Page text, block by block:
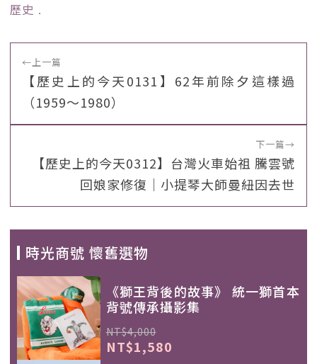
歷史 ﹒
←上一篇
【歷史上的今天0131】62年前除夕這樣過
（1959～1980）
下一篇→
【歷史上的今天0312】台灣火車始祖 騰雲號
回娘家修復｜小提琴大師曼紐因去世
時光商號 懷舊選物
《獅王背後的故事》 統一獅首本
背號傳承攝影集
NT$4,000
NT$1,580